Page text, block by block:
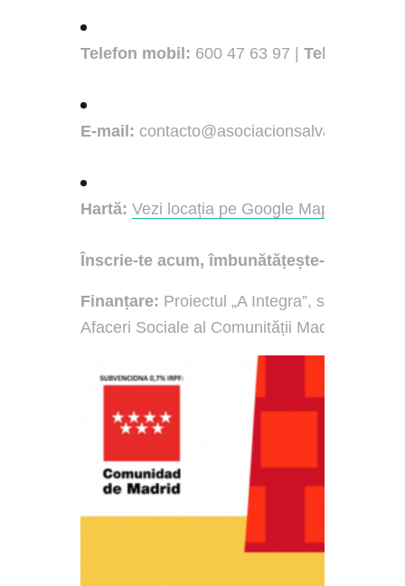
Telefon mobil: 600 47 63 97 | Telefon fix:
E-mail: contacto@asociacionsalva.org
Hartă: Vezi locația pe Google Maps
Înscrie-te acum, îmbunătățește-ți
Finanțare: Proiectul „A Integra”,
Afaceri Sociale al Comunității Madrid